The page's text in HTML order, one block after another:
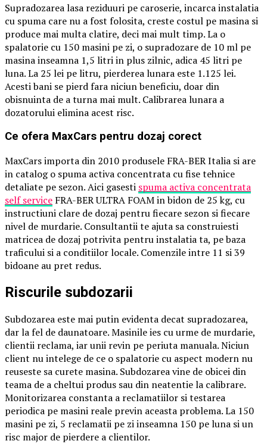
Supradozarea lasa reziduuri pe caroserie, incarca instalatia
cu spuma care nu a fost folosita, creste costul pe masina si
produce mai multa clatire, deci mai mult timp. La o
spalatorie cu 150 masini pe zi, o supradozare de 10 ml pe
masina inseamna 1,5 litri in plus zilnic, adica 45 litri pe
luna. La 25 lei pe litru, pierderea lunara este 1.125 lei.
Acesti bani se pierd fara niciun beneficiu, doar din
obisnuinta de a turna mai mult. Calibrarea lunara a
dozatorului elimina acest risc.
Ce ofera MaxCars pentru dozaj corect
MaxCars importa din 2010 produsele FRA-BER Italia si are
in catalog o spuma activa concentrata cu fise tehnice
detaliate pe sezon. Aici gasesti spuma activa concentrata
self service FRA-BER ULTRA FOAM in bidon de 25 kg, cu
instructiuni clare de dozaj pentru fiecare sezon si fiecare
nivel de murdarie. Consultantii te ajuta sa construiesti
matricea de dozaj potrivita pentru instalatia ta, pe baza
traficului si a conditiilor locale. Comenzile intre 11 si 39
bidoane au pret redus.
Riscurile subdozarii
Subdozarea este mai putin evidenta decat supradozarea,
dar la fel de daunatoare. Masinile ies cu urme de murdarie,
clientii reclama, iar unii revin pe periuta manuala. Niciun
client nu intelege de ce o spalatorie cu aspect modern nu
reuseste sa curete masina. Subdozarea vine de obicei din
teama de a cheltui produs sau din neatentie la calibrare.
Monitorizarea constanta a reclamatiilor si testarea
periodica pe masini reale previn aceasta problema. La 150
masini pe zi, 5 reclamatii pe zi inseamna 150 pe luna si un
risc major de pierdere a clientilor.